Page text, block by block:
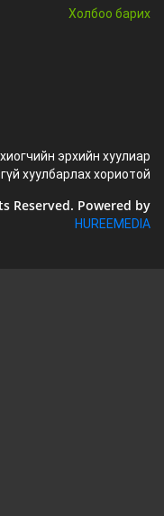
Холбоо барих
эрхийн хуулиар
хуулбарлах хориотой
Reserved. Powered by
HUREEMEDIA